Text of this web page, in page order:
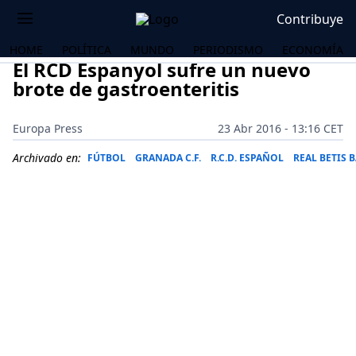
Contribuye
HOME POLÍTICA MUNDO PERIODISMO ECONOMÍA
El RCD Espanyol sufre un nuevo
brote de gastroenteritis
Europa Press
23 Abr 2016 - 13:16 CET
Archivado en: FÚTBOL GRANADA C.F. R.C.D. ESPAÑOL REAL BETIS